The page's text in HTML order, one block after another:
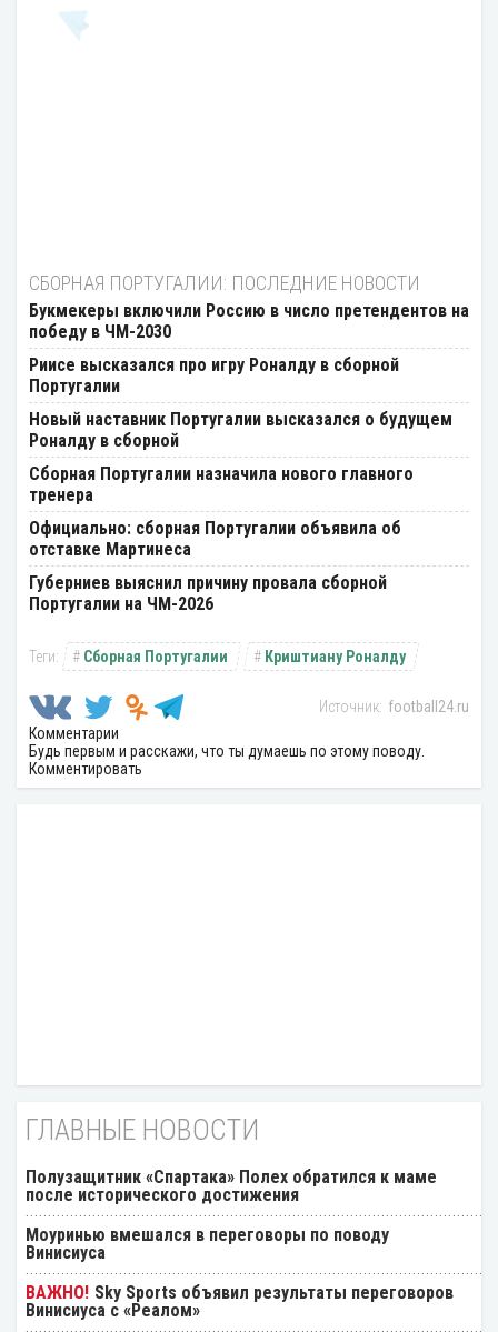
СБОРНАЯ ПОРТУГАЛИИ: ПОСЛЕДНИЕ НОВОСТИ
Букмекеры включили Россию в число претендентов на
победу в ЧМ-2030
Риисе высказался про игру Роналду в сборной
Португалии
Новый наставник Португалии высказался о будущем
Роналду в сборной
Сборная Португалии назначила нового главного
тренера
Официально: сборная Португалии объявила об
отставке Мартинеса
Губерниев выяснил причину провала сборной
Португалии на ЧМ-2026
Сборная Португалии Криштиану Роналду
football24.ru
Комментарии
Будь первым и расскажи, что ты думаешь по этому поводу.
Комментировать
ГЛАВНЫЕ НОВОСТИ
Полузащитник «Спартака» Полех обратился к маме
после исторического достижения
Моуринью вмешался в переговоры по поводу
Винисиуса
Sky Sports объявил результаты переговоров
Винисиуса с «Реалом»